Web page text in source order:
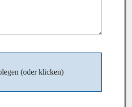
(oder klicken)